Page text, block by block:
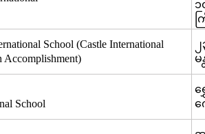
၁
က
School (Castle International
Accomplishment)
မ
School
ရွှ
က